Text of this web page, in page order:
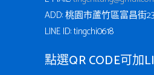
ADD: 桃園市蘆竹區富昌街
LINE ID: tingchi0618
點選QR CODE可加